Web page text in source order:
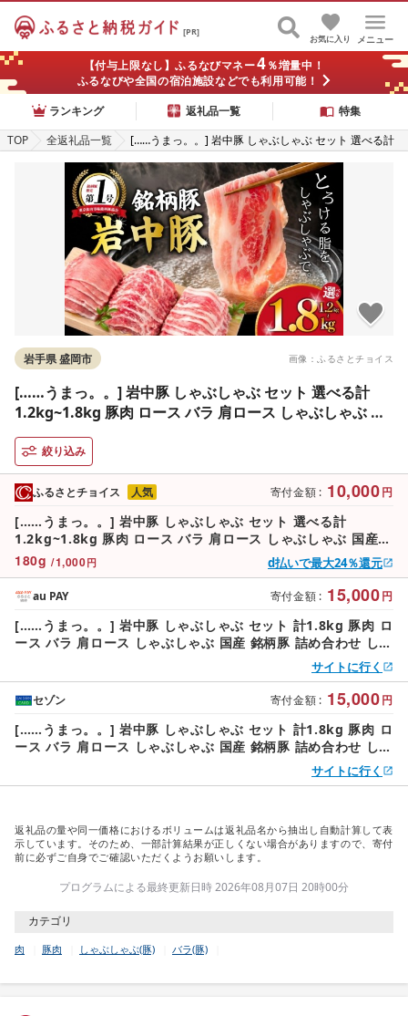
[PR]
メニュー
お気に入り
【付与上限なし】ふるなびマネー4％増量中！
ふるなびや全国の宿泊施設などでも利用可能！
ランキング
返礼品一覧
特集
TOP
全返礼品一覧
[……うまっ。。] 岩中豚 しゃぶしゃぶ セット 選べる計
1.2kg~1.8kg 豚肉 ロース バラ 肩ロース しゃぶしゃぶ
国産 銘柄豚 詰め合わせ しゃぶしゃぶ 食べ比べ 鍋 水炊
き 豚しゃぶ 冷凍 小分け ブランド豚 しゃぶしゃぶ 肉 豚
料理 夕食 晩ごはん おかず しゃぶしゃぶ グルメ 贈り物
しゃぶしゃぶ 岩手県 盛岡市 東北 岩手 盛岡 株式会社ベ
ルジョイス jois001P
画像：ふるさとチョイス
岩手県 盛岡市
[……うまっ。。] 岩中豚 しゃぶしゃぶ セット 選べる計
1.2kg~1.8kg 豚肉 ロース バラ 肩ロース しゃぶしゃぶ 国
産 銘柄豚 詰め合わせ しゃぶしゃぶ 食べ比べ 鍋 水炊き 豚
しゃぶ 冷凍 小分け ブランド豚 しゃぶしゃぶ 肉 豚 料理 夕
食 晩ごはん おかず しゃぶしゃぶ グルメ 贈り物 しゃぶし
ゃぶ 岩手県 盛岡市 東北 岩手 盛岡 株式会社ベルジョイス
jois001P
絞り込み
寄付金額 : 10,000円
180g /1,000円
ふるさとチョイス
[……うまっ。。] 岩中豚 しゃぶしゃぶ セット 選べる計
1.2kg~1.8kg 豚肉 ロース バラ 肩ロース しゃぶしゃぶ 国産
銘柄豚 詰め合わせ しゃぶしゃぶ 食べ比べ 鍋 水炊き 豚しゃぶ
冷凍 小分け ブランド豚 しゃぶしゃぶ 肉 豚 料理 夕食 晩ごは
ん おかず しゃぶしゃぶ グルメ 贈り物 しゃぶしゃぶ 岩手県 盛
岡市 東北 岩手 盛岡 株式会社ベルジョイス jois001P
人気
d払いで最大24％還元
寄付金額 : 15,000円
au PAY
[……うまっ。。] 岩中豚 しゃぶしゃぶ セット 計1.8kg 豚肉 ロ
ース バラ 肩ロース しゃぶしゃぶ 国産 銘柄豚 詰め合わせ しゃ
ぶしゃぶ 食べ比べ 鍋 水炊き 豚しゃぶ 冷凍 小分け ブランド豚
しゃぶしゃぶ 肉 豚 料理 夕食 晩ごはん おかず しゃぶしゃぶ
グルメ 贈り物 しゃぶしゃぶ 岩手県 盛岡市 東北 岩手 盛岡 株
式会社ベルジョイス jois001_02
サイトに行く
寄付金額 : 15,000円
セゾン
[……うまっ。。] 岩中豚 しゃぶしゃぶ セット 計1.8kg 豚肉 ロ
ース バラ 肩ロース しゃぶしゃぶ 国産 銘柄豚 詰め合わせ しゃ
ぶしゃぶ 食べ比べ 鍋 水炊き 豚しゃぶ 冷凍 小分け ブランド豚
しゃぶしゃぶ 肉 豚 料理 夕食 晩ごはん おかず しゃぶしゃぶ
サイトに行く
返礼品の量や同一価格におけるボリュームは返礼品名から抽出し自動計算して表
示しています。そのため、一部計算結果が正しくない場合がありますので、寄付
前に必ずご自身でご確認いただくようお願いします。
プログラムによる最終更新日時 2026年08月07日 20時00分
カテゴリ
肉 豚肉 しゃぶしゃぶ(豚) バラ(豚)